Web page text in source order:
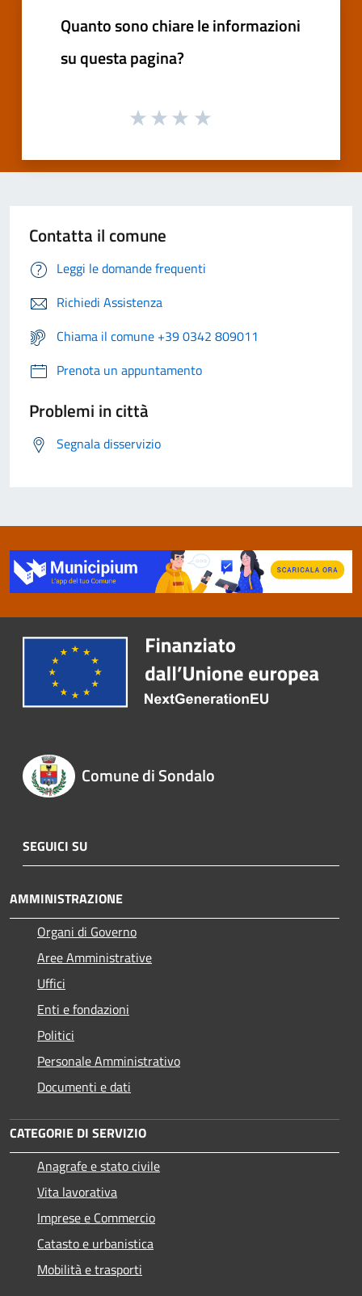
Quanto sono chiare le informazioni
su questa pagina?
Contatta il comune
Leggi le domande frequenti
Richiedi Assistenza
Chiama il comune +39 0342 809011
Prenota un appuntamento
Problemi in città
Segnala disservizio
Comune di Sondalo
SEGUICI SU
AMMINISTRAZIONE
Organi di Governo
Aree Amministrative
Uffici
Enti e fondazioni
Politici
Personale Amministrativo
Documenti e dati
CATEGORIE DI SERVIZIO
Anagrafe e stato civile
Vita lavorativa
Imprese e Commercio
Catasto e urbanistica
Mobilità e trasporti